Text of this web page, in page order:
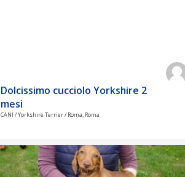
Dolcissimo cucciolo Yorkshire 2
mesi
CANI / Yorkshire Terrier / Roma, Roma